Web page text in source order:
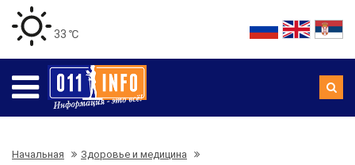
33 ℃
Начальная Здоровье и медицина